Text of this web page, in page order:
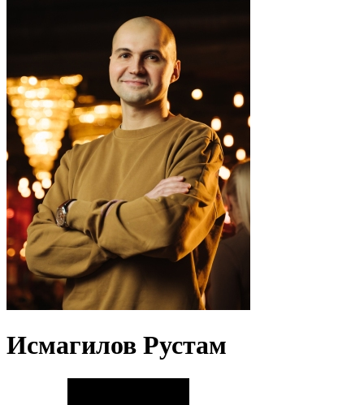
Исмагилов Рустам